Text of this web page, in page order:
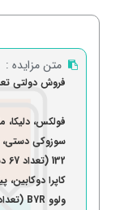
متن مزایده :
فروش دولتی تعداد 92 دستگاه
فولکس، دلیکا،
132 (تعداد 67 دستگاه)
کاپرا
ولوو B7R (تعداد یک دستگاه)